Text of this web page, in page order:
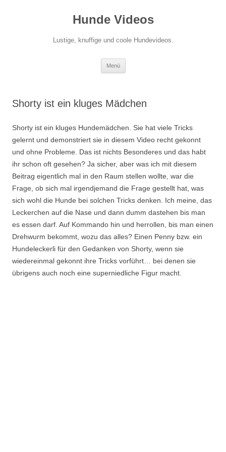
Hunde Videos
Lustige, knuffige und coole Hundevideos.
Menü
Shorty ist ein kluges Mädchen
Shorty ist ein kluges Hundemädchen. Sie hat viele Tricks
gelernt und demonstriert sie in diesem Video recht gekonnt
und ohne Probleme. Das ist nichts Besonderes und das habt
ihr schon oft gesehen? Ja sicher, aber was ich mit diesem
Beitrag eigentlich mal in den Raum stellen wollte, war die
Frage, ob sich mal irgendjemand die Frage gestellt hat, was
sich wohl die Hunde bei solchen Tricks denken. Ich meine, das
Leckerchen auf die Nase und dann dumm dastehen bis man
es essen darf. Auf Kommando hin und herrollen, bis man einen
Drehwurm bekommt, wozu das alles? Einen Penny bzw. ein
Hundeleckerli für den Gedanken von Shorty, wenn sie
wiedereinmal gekonnt ihre Tricks vorführt… bei denen sie
übrigens auch noch eine superniedliche Figur macht.